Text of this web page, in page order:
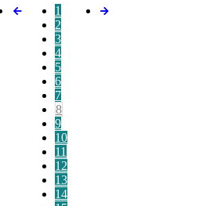
1
2
3
4
5
6
7
8
9
10
11
12
13
14